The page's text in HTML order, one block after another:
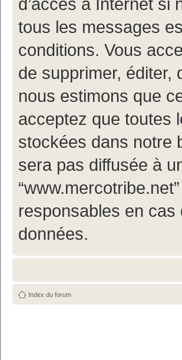
tous les messages
conditions. Vous
de supprimer, éditer,
nous estimons que
acceptez que toutes
stockées dans notre
sera pas diffusée à
responsables en
données.
Index du forum